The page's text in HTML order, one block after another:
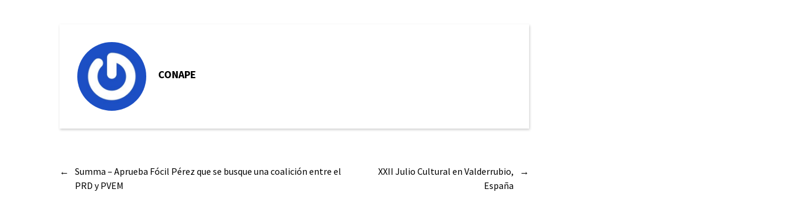
CONAPE
←
Summa – Aprueba Fócil Pérez que se busque una coalición entre el
PRD y PVEM
→
XXII Julio Cultural en Valderrubio,
España